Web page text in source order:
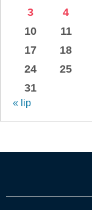
3
4
10
11
17
18
24
25
31
« lip